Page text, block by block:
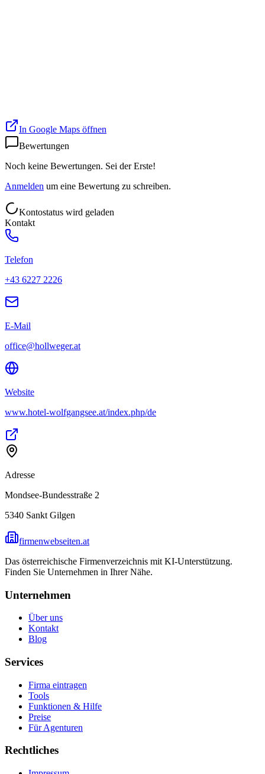
In Google Maps öffnen
Bewertungen
Noch keine Bewertungen. Sei der Erste!
Anmelden um eine Bewertung zu schreiben.
Kontostatus wird geladen
Kontakt
Telefon
+43 6227 2226
E-Mail
office@hollweger.at
Website
www.hotel-wolfgangsee.at/index.php/de
Adresse
Mondsee-Bundesstraße 2
5340 Sankt Gilgen
firmenwebseiten.at
Das österreichische Firmenverzeichnis mit KI-Unterstützung.
Finden Sie Unternehmen in Ihrer Nähe.
Unternehmen
Über uns
Kontakt
Blog
Services
Firma eintragen
Tools
Funktionen & Hilfe
Preise
Für Agenturen
Rechtliches